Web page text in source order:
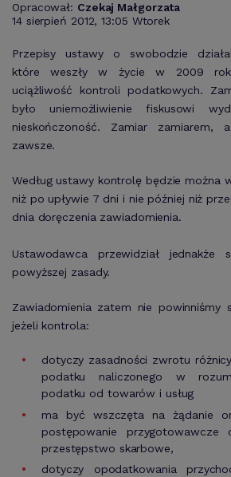
Opracował: Czekaj Małgorzata
14 sierpień 2012, 13:05 Wtorek
Przepisy ustawy o swobodzie
które weszły w życie w 2009
uciążliwość kontroli podatkowych.
było uniemożliwienie fiskusowi
nieskończoność. Zamiar
zawsze.
Według ustawy kontrolę będzie można
niż po upływie 7 dni i nie później niż
dnia doręczenia zawiadomienia.
Ustawodawca przewidział jednakże
powyższej zasady.
Zawiadomienia zatem nie powinniśmy
jeżeli kontrola:
dotyczy zasadności zwrotu
podatku naliczonego w
podatku od towarów i usług
ma być wszczęta na żądanie
postępowanie
przestępstwo skarbowe,
dotyczy opodatkowania